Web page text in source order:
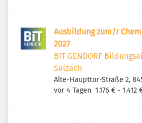
Ausbildung zum/r
2027
BIT GENDORF
Salzach
Alte-Haupttor-Straße 2,
an der Alz, Deutschland
Veröffentlicht:
vor 4 Tagen 1.176 € -